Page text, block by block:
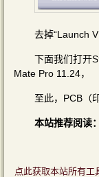
去掉“Launch
下面我们打开
Mate Pro 11.24，
至此，PCB（
本站推荐阅读：
点此获取本站所有工